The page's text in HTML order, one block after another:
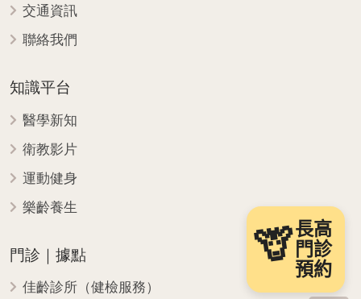
🦒長高
門診
預約
交通資訊
聯絡我們
知識平台
醫學新知
衛教影片
運動健身
樂齡養生
門診｜據點
佳齡診所（健檢服務）